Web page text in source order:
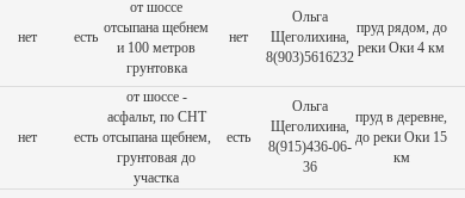
нет есть
от шоссе
отсыпана щебнем
и 100 метров
грунтовка
нет
Ольга
Щеголихина,
8(903)5616232
пруд рядом, до
реки Оки 4 км
нет есть
от шоссе -
асфальт, по СНТ
отсыпана щебнем,
грунтовая до
участка
есть
Ольга
Щеголихина,
8(915)436-06-
36
пруд в деревне,
до реки Оки 15
км